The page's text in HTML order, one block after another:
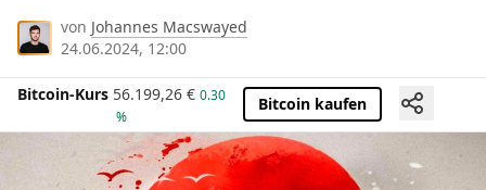
von Johannes Macswayed
24.06.2024, 12:00
Bitcoin-Kurs 56.199,26 € 0.30
%
Bitcoin kaufen